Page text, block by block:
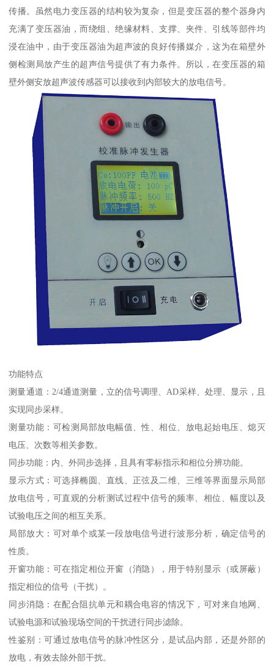
传播。虽然电力变压器的结构较为复杂，但是变压器的整个器身内
充满了变压器油，而绕组、绝缘材料、支撑、夹件、引线等部件均
浸在油中，由于变压器油为超声波的良好传播媒介，这为在箱壁外
侧检测局放产生的超声信号提供了有力条件。所以，在变压器的箱
壁外侧安放超声波传感器可以接收到内部较大的放电信号。
功能特点
测量通道：2/4通道测量，立的信号调理、AD采样、处理、显示，且
实现同步采样。
测量功能：可检测局部放电幅值、性、相位、放电起始电压、熄灭
电压、次数等相关参数。
同步功能：内、外同步选择，且具有零标指示和相位分辨功能。
显示方式：可选择椭圆、直线、正弦及二维、三维等界面显示局部
放电信号，可直观的分析测试过程中信号的频率、相位、幅度以及
试验电压之间的相互关系。
局部放大：可对单个或某一段放电信号进行波形分析，确定信号的
性质。
开窗功能：可在指定相位开窗（消隐），用于特别显示（或屏蔽）
指定相位的信号（干扰）。
同步消隐：在配合阻抗单元和耦合电容的情况下，可对来自地网、
试验电源和试验现场空间的干扰进行同步滤除。
性鉴别：可通过放电信号的脉冲性区分，是试品内部，还是外部的
放电，有效去除外部干扰。